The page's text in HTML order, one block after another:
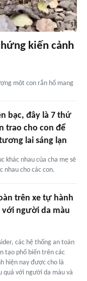
kiến cảnh
một con rắn hổ mang
bạc, đây là 7 thứ
trao cho con để
lai sáng lạn
khác nhau của cha mẹ sẽ
nhau cho các con.
trên xe tự hành
với người da màu
các hệ thống an toàn
tạo phổ biến trên các
hiện nay được cho là
quả với người da màu và